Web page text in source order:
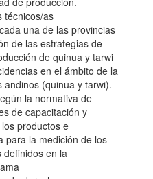
técnicos/as
una de las provincias
de las estrategias de
de quinua y tarwi
en el ámbito de la
(quinua y tarwi).
la normativa de
de capacitación y
productos e
para la medición de los
definidos en la